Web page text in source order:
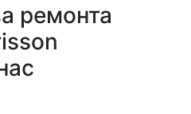
ремонта